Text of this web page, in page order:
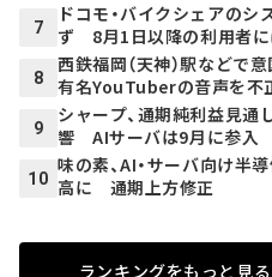
7
ドコモ・バイクシェアのシ
ず 8月1日以降の利用者に
8
西鉄福岡（天神）駅など
有名YouTuberの音声を不
9
シャープ、通期純利益見
響 AIサーバは9月に参入
10
味の素、AI・サーバ向け半
高に 通期上方修正
ランキングをもっと見る